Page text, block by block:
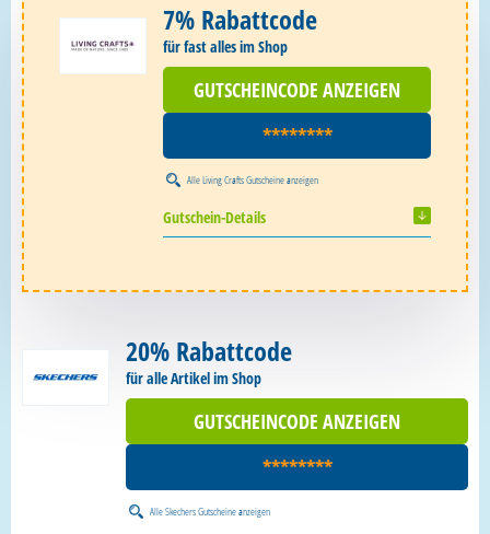
7% Rabattcode
für fast alles im Shop
GUTSCHEINCODE ANZEIGEN
********
AlleLiving Crafts Gutscheineanzeigen
Gutschein-Details
20% Rabattcode
für alle Artikel im Shop
GUTSCHEINCODE ANZEIGEN
********
AlleSkechers Gutscheineanzeigen